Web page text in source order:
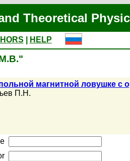
Theoretical
HELP
магнитной ловушке с
П.Н.